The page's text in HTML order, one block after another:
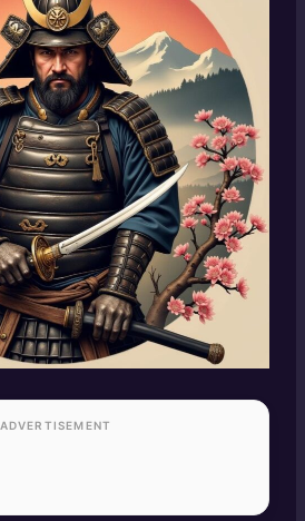
ADVERTISEMENT